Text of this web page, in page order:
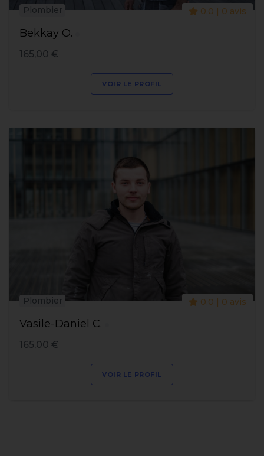
Bekkay O.
Plombier 0.0 | 0 avis
165,00 €
VOIR LE PROFIL
Vasile-Daniel C.
Plombier 0.0 | 0 avis
165,00 €
VOIR LE PROFIL